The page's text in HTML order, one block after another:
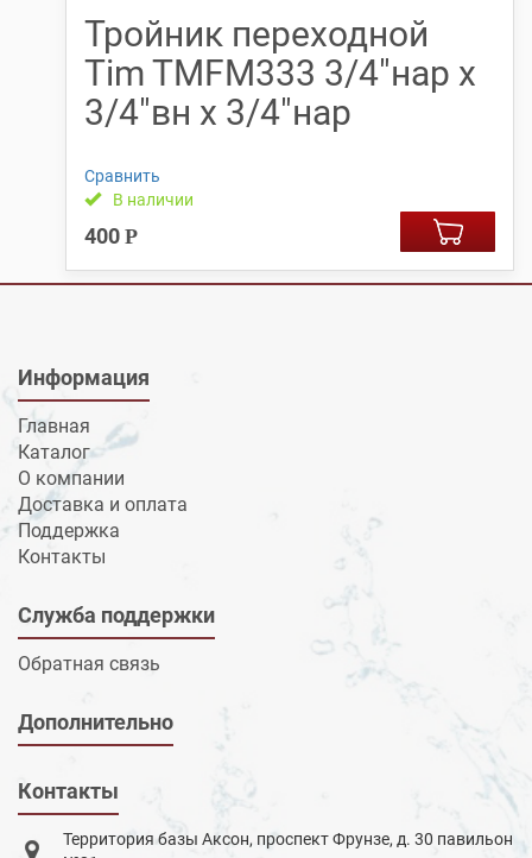
Тройник переходной
Tim TMFM333 3/4″нар х
3/4″вн х 3/4″нар
Сравнить
В наличии
400 Р
Информация
Главная
Каталог
О компании
Доставка и оплата
Поддержка
Контакты
Служба поддержки
Обратная связь
Дополнительно
Контакты
Территория базы Аксон, проспект Фрунзе, д. 30 павильон